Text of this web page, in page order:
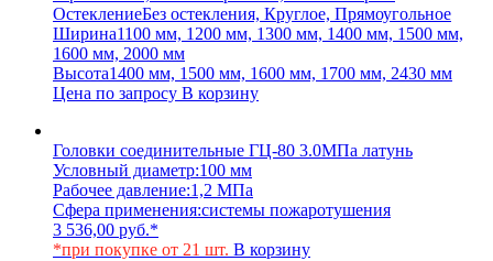
ОстеклениеБез остекления, Круглое, Прямоугольное
Ширина1100 мм, 1200 мм, 1300 мм, 1400 мм, 1500 мм,
1600 мм, 2000 мм
Высота1400 мм, 1500 мм, 1600 мм, 1700 мм, 2430 мм
Цена по запросу В корзину
Головки соединительные ГЦ-80 3.0МПа латунь
Условный диаметр:100 мм
Рабочее давление:1,2 МПа
Сфера применения:системы пожаротушения
3 536,00 руб.*
*при покупке от 21 шт. В корзину